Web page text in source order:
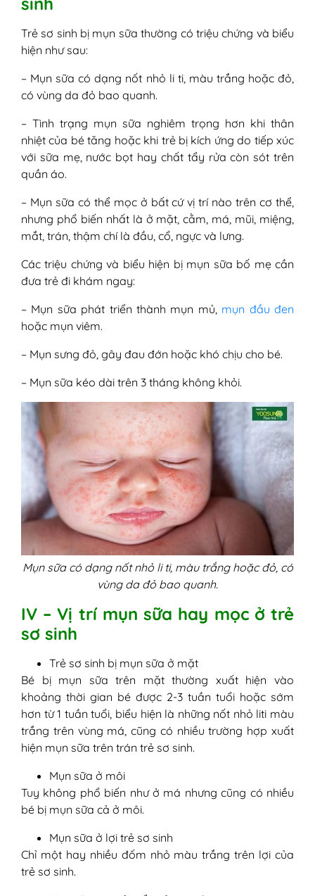
Trẻ sơ sinh bị mụn sữa thường có triệu chứng và biểu
hiện như sau:
– Mụn sữa có dạng nốt nhỏ li ti, màu trắng hoặc đỏ,
có vùng da đỏ bao quanh.
– Tình trạng mụn sữa nghiêm trọng hơn khi thân
nhiệt của bé tăng hoặc khi trẻ bị kích ứng do tiếp xúc
với sữa mẹ, nước bọt hay chất tẩy rửa còn sót trên
quần áo.
– Mụn sữa có thể mọc ở bất cứ vị trí nào trên cơ thể,
nhưng phổ biến nhất là ở mặt, cằm, má, mũi, miệng,
mắt, trán, thậm chí là đầu, cổ, ngực và lưng.
Các triệu chứng và biểu hiện bị mụn sữa bố mẹ cần
đưa trẻ đi khám ngay:
– Mụn sữa phát triển thành mụn mủ, mụn đầu đen
hoặc mụn viêm.
– Mụn sưng đỏ, gây đau đớn hoặc khó chịu cho bé.
– Mụn sữa kéo dài trên 3 tháng không khỏi.
Mụn sữa có dạng nốt nhỏ li ti, màu trắng hoặc đỏ, có
vùng da đỏ bao quanh.
IV – Vị trí mụn sữa hay mọc ở trẻ
sơ sinh
Trẻ sơ sinh bị mụn sữa ở mặt
Bé bị mụn sữa trên mặt thường xuất hiện vào
khoảng thời gian bé được 2-3 tuần tuổi hoặc sớm
hơn từ 1 tuần tuổi, biểu hiện là những nốt nhỏ liti màu
trắng trên vùng má, cũng có nhiều trường hợp xuất
hiện mụn sữa trên trán trẻ sơ sinh.
Mụn sữa ở môi
Tuy không phổ biến như ở má nhưng cũng có nhiều
bé bị mụn sữa cả ở môi.
Mụn sữa ở lợi trẻ sơ sinh
Chỉ một hay nhiều đốm nhỏ màu trắng trên lợi của
trẻ sơ sinh.